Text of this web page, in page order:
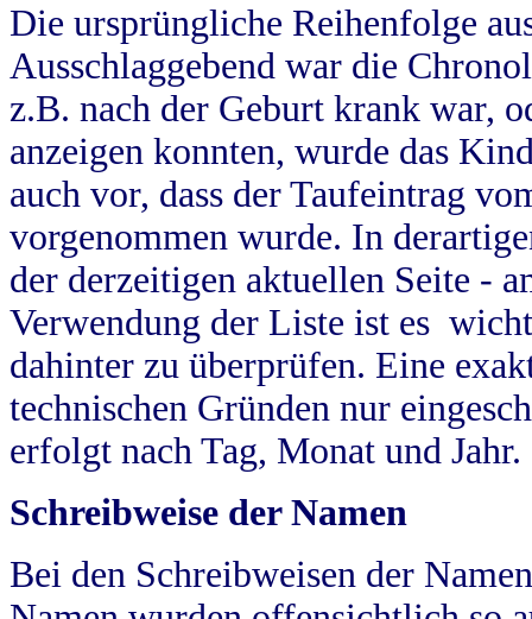
Die ursprüngliche Reihenfolge
Ausschlaggebend war die
z.B. nach der Geburt krank war,
anzeigen konnten, wurde das
auch vor, dass der Taufeintrag
vorgenommen wurde. In
der derzeitigen aktuellen Seite -
Verwendung der Liste ist es
dahinter zu überprüfen. Eine
technischen Gründen nur
erfolgt nach Tag, Monat und Jahr.
Schreibweise der Namen
Bei den Schreibweisen der